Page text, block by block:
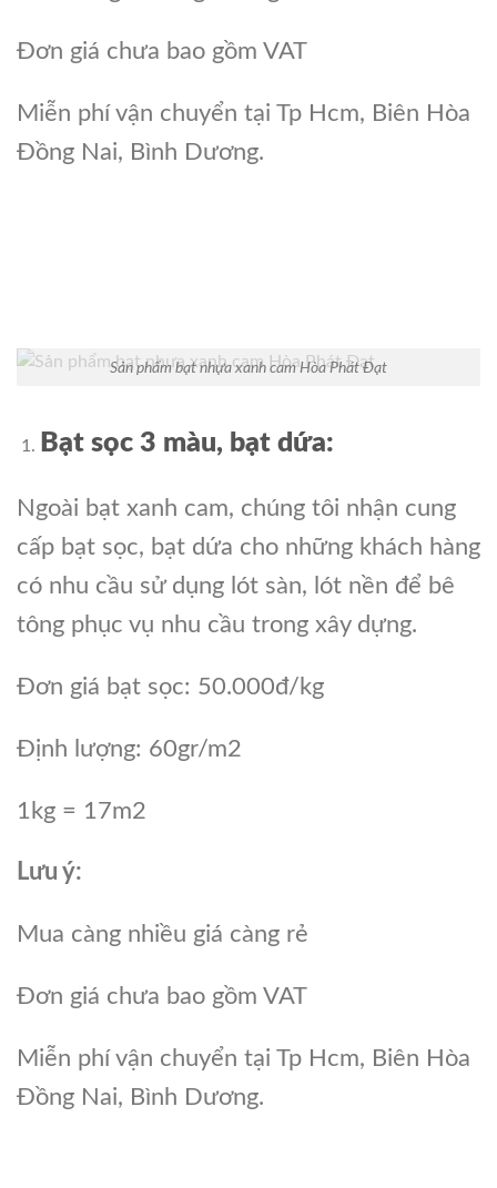
Đơn giá chưa bao gồm VAT
Miễn phí vận chuyển tại Tp Hcm, Biên Hòa
Đồng Nai, Bình Dương.
Sản phẩm bạt nhựa xanh cam Hòa Phát Đạt
Bạt sọc 3 màu, bạt dứa:
Ngoài bạt xanh cam, chúng tôi nhận cung
cấp bạt sọc, bạt dứa cho những khách hàng
có nhu cầu sử dụng lót sàn, lót nền để bê
tông phục vụ nhu cầu trong xây dựng.
Đơn giá bạt sọc: 50.000đ/kg
Định lượng: 60gr/m2
1kg = 17m2
Lưu ý:
Mua càng nhiều giá càng rẻ
Đơn giá chưa bao gồm VAT
Miễn phí vận chuyển tại Tp Hcm, Biên Hòa
Đồng Nai, Bình Dương.